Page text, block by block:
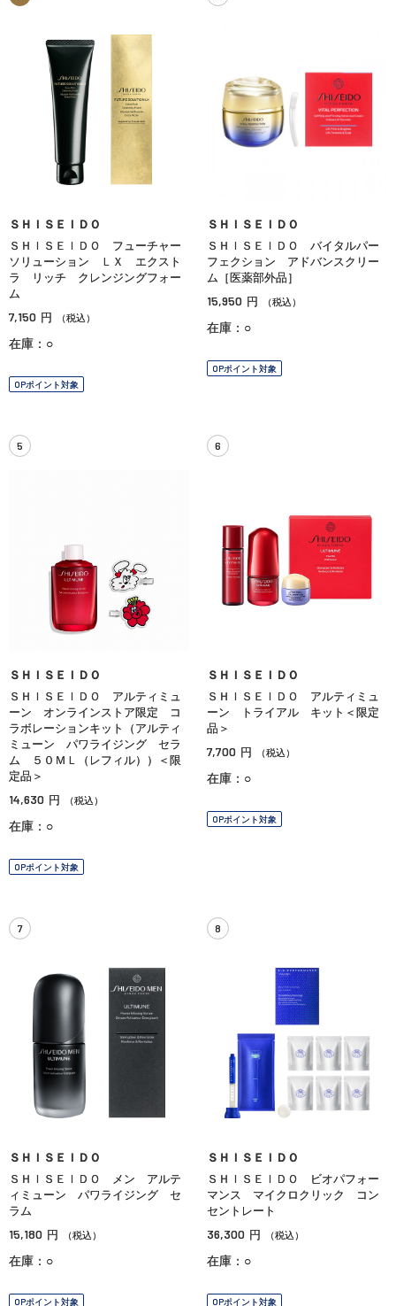
ＳＨＩＳＥＩＤＯ
ＳＨＩＳＥＩＤＯ フューチャー
ソリューション ＬＸ エクスト
ラ リッチ クレンジングフォー
ム
7,150 円 （税込）
在庫：○
OPポイント対象
ＳＨＩＳＥＩＤＯ
ＳＨＩＳＥＩＤＯ バイタルパー
フェクション アドバンスクリー
ム［医薬部外品］
15,950 円 （税込）
在庫：○
OPポイント対象
5
ＳＨＩＳＥＩＤＯ
ＳＨＩＳＥＩＤＯ アルティミュ
ーン オンラインストア限定 コ
ラボレーションキット（アルティ
ミューン パワライジング セラ
ム ５０ＭＬ（レフィル））＜限
定品＞
14,630 円 （税込）
在庫：○
OPポイント対象
6
ＳＨＩＳＥＩＤＯ
ＳＨＩＳＥＩＤＯ アルティミュ
ーン トライアル キット＜限定
品＞
7,700 円 （税込）
在庫：○
OPポイント対象
7
ＳＨＩＳＥＩＤＯ
ＳＨＩＳＥＩＤＯ メン アルテ
ィミューン パワライジング セ
ラム
15,180 円 （税込）
在庫：○
OPポイント対象
8
ＳＨＩＳＥＩＤＯ
ＳＨＩＳＥＩＤＯ ビオパフォー
マンス マイクロクリック コン
セントレート
36,300 円 （税込）
在庫：○
OPポイント対象